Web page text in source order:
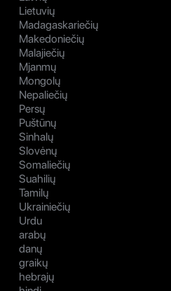
Lietuvių
Madagaskariečių
Makedoniečių
Malajiečių
Mjanmų
Mongolų
Nepaliečių
Persų
Puštūnų
Sinhalų
Slovėnų
Somaliečių
Suahilių
Tamilų
Ukrainiečių
Urdu
arabų
danų
graikų
hebrajų